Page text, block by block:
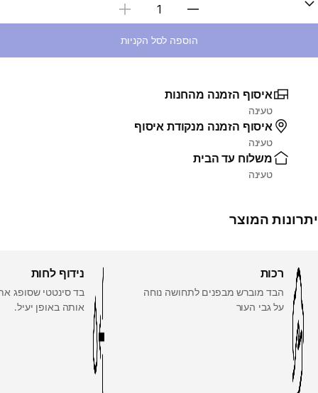
בחירת כמות
הוספה לסל הקניות
איסוף הזמנה מהחנות
טעינה
איסוף הזמנה מנקודת איסוף
טעינה
משלוח עד הבית
טעינה
יתרונות המוצר
רכות
הבד מוברש מבפנים לתחושה נוחה
על גבי העור
נידוף לחות
בד סינטטי שסופג
אותה באופן יעיל.